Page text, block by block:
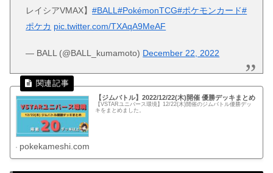
レイシアVMAX】#BALL#PokémonTCG#ポケモンカード#
ポケカ pic.twitter.com/TXAqA9MeAF
— BALL (@BALL_kumamoto) December 22, 2022
【ジムバトル】2022/12/22(木)開催 優勝デッキまとめ
【VSTARユニバース環境】12/22(木)開催のジムバトル優勝デッ
キをまとめました。
pokekameshi.com